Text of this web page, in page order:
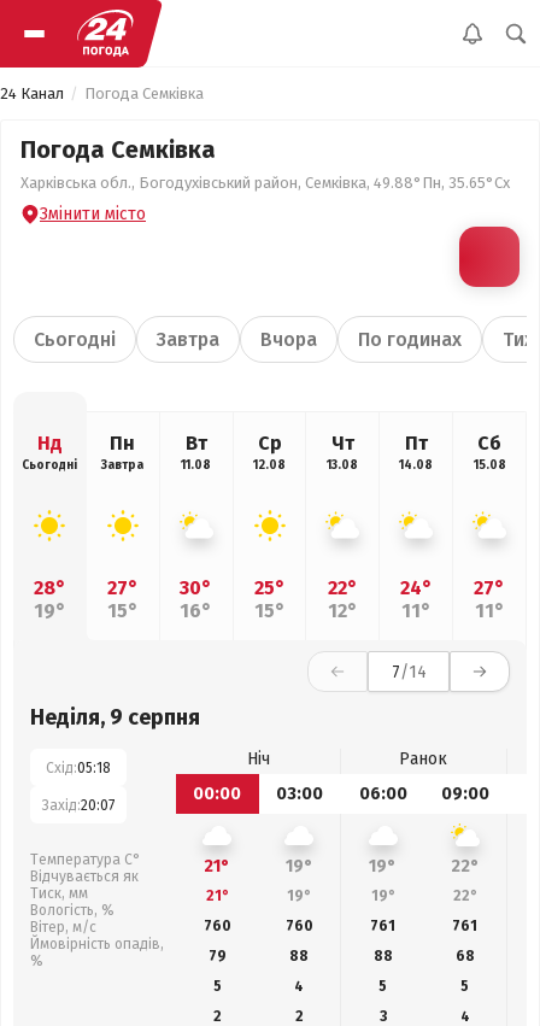
24 Канал Погода Семківка
Погода Семківка
Харківська обл., Богодухівський район, Семківка, 49.88°Пн, 35.65°Сх
Змінити місто
Сьогодні Завтра Вчора По годинах
Нд
Сьогодні
28°
19°
Пн
Завтра
27°
15°
Вт
11.08
30°
16°
Ср
12.08
25°
15°
Чт
13.08
22°
12°
Пт
14.08
24°
11°
Сб
15.08
27°
11°
7/14
Неділя, 9 серпня
Схід:05:18
Захід:20:07
Температура С°
Відчувається як
Тиск, мм
Вологість, %
Вітер, м/с
Ймовірність опадів,
%
Ніч
Ранок
00:00
03:00 06:00 09:00
21° 19° 19° 22°
21° 19° 19° 22°
760
760 761 761
79
88 88 68
5
4 5
5
2
2 3 4